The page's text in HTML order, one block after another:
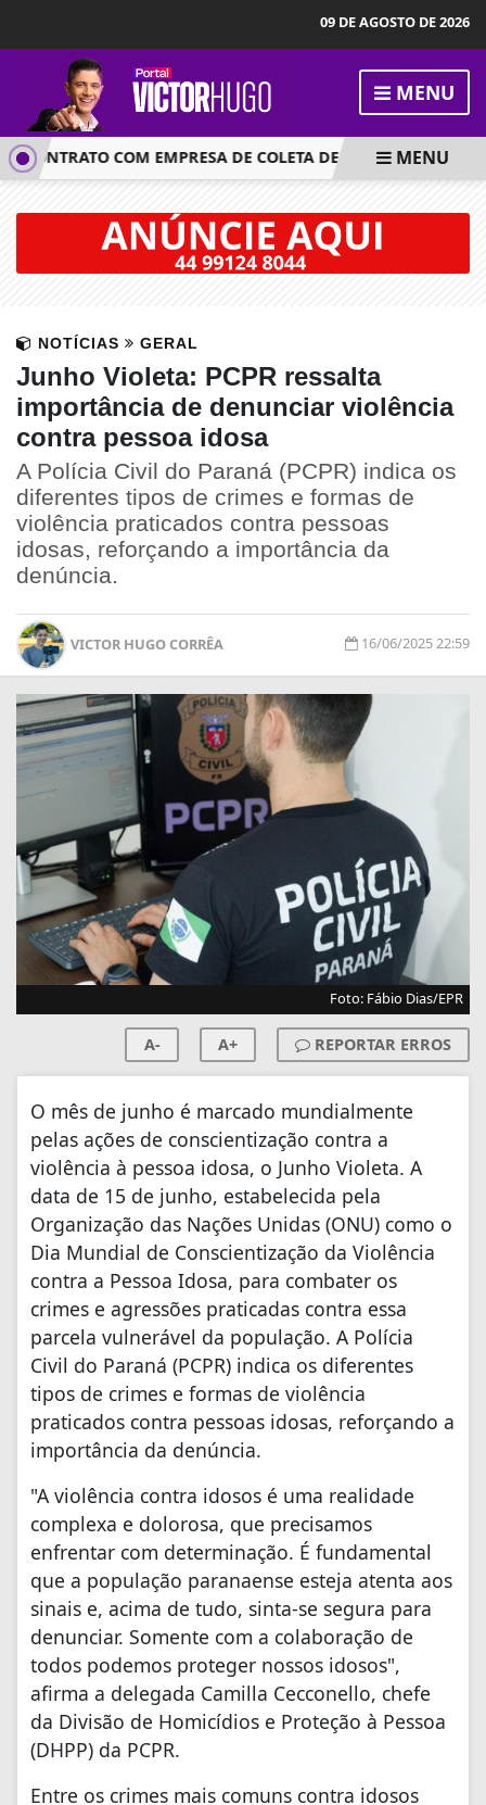
09 DE AGOSTO DE 2026
MENU
COM EMPRESA DE COLETA DE LIXO APÓS FALHAS
MENU
NOTÍCIAS GERAL
Junho Violeta: PCPR ressalta
importância de denunciar violência
contra pessoa idosa
A Polícia Civil do Paraná (PCPR) indica os
diferentes tipos de crimes e formas de
violência praticados contra pessoas
idosas, reforçando a importância da
denúncia.
VICTOR HUGO CORRÊA 16/06/2025 22:59
Foto: Fábio Dias/EPR
A- A+ REPORTAR ERROS
O mês de junho é marcado mundialmente
pelas ações de conscientização contra a
violência à pessoa idosa, o Junho Violeta. A
data de 15 de junho, estabelecida pela
Organização das Nações Unidas (ONU) como o
Dia Mundial de Conscientização da Violência
contra a Pessoa Idosa, para combater os
crimes e agressões praticadas contra essa
parcela vulnerável da população. A Polícia
Civil do Paraná (PCPR) indica os diferentes
tipos de crimes e formas de violência
praticados contra pessoas idosas, reforçando a
importância da denúncia.
"A violência contra idosos é uma realidade
complexa e dolorosa, que precisamos
enfrentar com determinação. É fundamental
que a população paranaense esteja atenta aos
sinais e, acima de tudo, sinta-se segura para
denunciar. Somente com a colaboração de
todos podemos proteger nossos idosos",
afirma a delegada Camilla Cecconello, chefe
da Divisão de Homicídios e Proteção à Pessoa
(DHPP) da PCPR.
Entre os crimes mais comuns contra idosos